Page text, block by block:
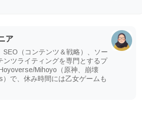
ア
SEO（コンテンツ＆戦略）、ソー
ンツライティングを専門とするプ
Mihoyo（原神、崩壊
で、休み時間には乙女ゲームも